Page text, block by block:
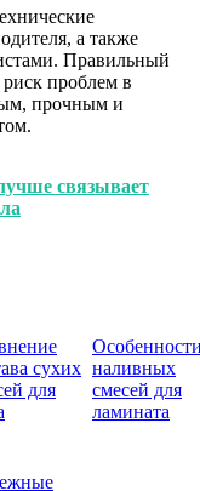
а также
Правильный
проблем в
прочным и
связывает
сухих
для
наливных
смесей для
ламината